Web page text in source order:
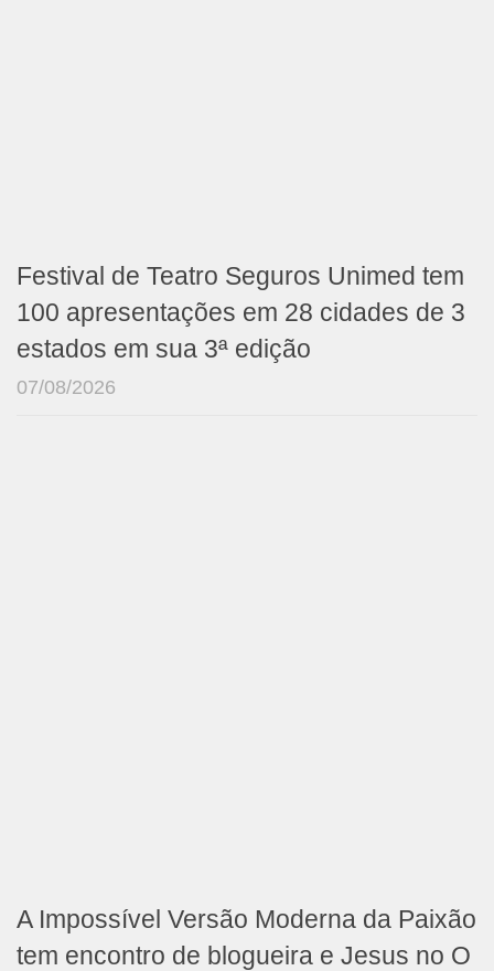
Festival de Teatro Seguros Unimed tem
100 apresentações em 28 cidades de 3
estados em sua 3ª edição
07/08/2026
A Impossível Versão Moderna da Paixão
tem encontro de blogueira e Jesus no O